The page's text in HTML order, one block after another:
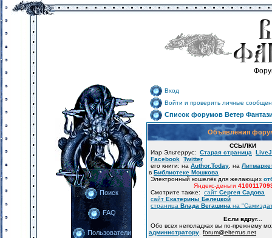
Поиск
FAQ
Пользователи
Вход
Войти и проверить личные
Список форумов Ветер
Объявления
ССЫЛКИ
Иар Эльтеррус: Старая страница
Facebook Twitter
его книги: на Author.Today , на
в Библиотеке Мошкова
Электронный кошелёк для желающих
Яндекс-деньги
Смотрите также: сайт Сергея Садова
сайт Екатерины Белецкой
страница Влада Вегашина на
Если вдруг...
Обо всех неполадках вы по-прежнему
администратору forum@elterrus.net